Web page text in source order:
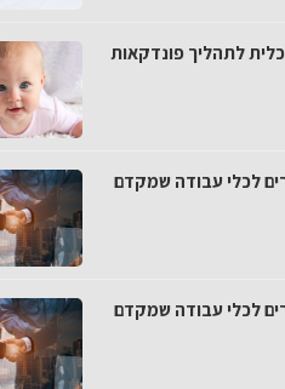
לתהליך פונדקאות
לכלי עבודה שמקדם
לכלי עבודה שמקדם